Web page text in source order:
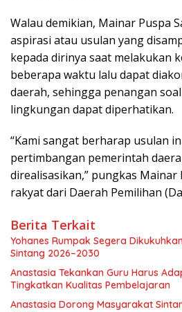
Walau demikian, Mainar Puspa
aspirasi atau usulan yang
kepada dirinya saat melakukan
beberapa waktu lalu dapat
daerah, sehingga penangan
lingkungan dapat diperhatikan.
“Kami sangat berharap usulan
pertimbangan pemerintah
direalisasikan,” pungkas Mainar
rakyat dari Daerah Pemilihan
Berita Terkait
Yohanes Rumpak Segera
Sintang 2026–2030
Anastasia Tekankan Guru Harus
Tingkatkan Kualitas Pembelajaran
Anastasia Dorong Masyarakat